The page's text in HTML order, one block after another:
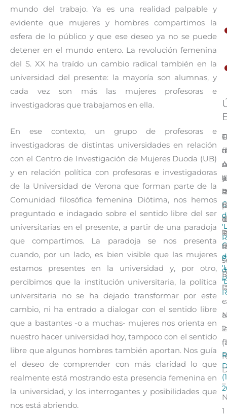
mundo del trabajo. Ya es una realidad palpable y
evidente que mujeres y hombres compartimos la
esfera de lo público y que ese deseo ya no se puede
detener en el mundo entero. La revolución femenina
del S. XX ha traído un cambio radical también en la
universidad del presente: la mayoría son alumnas, y
cada vez son más las mujeres profesoras e
investigadoras que trabajamos en ella.
En ese contexto, un grupo de profesoras e
investigadoras de distintas universidades en relación
con el Centro de Investigación de Mujeres Duoda (UB)
y en relación política con profesoras e investigadoras
de la Universidad de Verona que forman parte de la
Comunidad filosófica femenina Diótima, nos hemos
preguntado e indagado sobre el sentido libre del ser
universitarias en el presente, a partir de una paradoja
que compartimos. La paradoja se nos presenta
cuando, por un lado, es bien visible que las mujeres
estamos presentes en la universidad y, por otro,
percibimos que la institución universitaria, la política
universitaria no se ha dejado transformar por este
cambio, ni ha entrado a dialogar con el sentido libre
que a bastantes -o a muchas- mujeres nos orienta en
nuestro hacer universidad hoy, tampoco con el sentido
libre que algunos hombres también aportan. Nos guía
el deseo de comprender con más claridad lo que
realmente está mostrando esta presencia femenina en
la universidad, y los interrogantes y posibilidades que
nos está abriendo.
a
y
–
a
–
1
–
2